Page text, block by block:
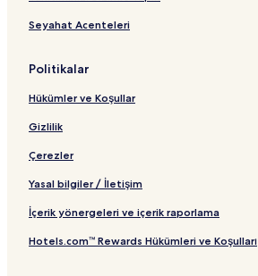
Seyahat Acenteleri
Politikalar
Hükümler ve Koşullar
Gizlilik
Çerezler
Yasal bilgiler / İletişim
İçerik yönergeleri ve içerik raporlama
Hotels.com™ Rewards Hükümleri ve Koşulları